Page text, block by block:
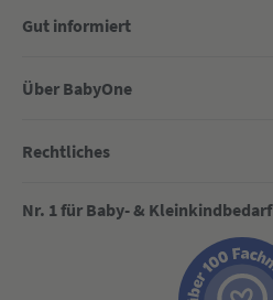
Gut informiert
Über BabyOne
Rechtliches
Nr. 1 für Baby- & Kleinkindbedarf